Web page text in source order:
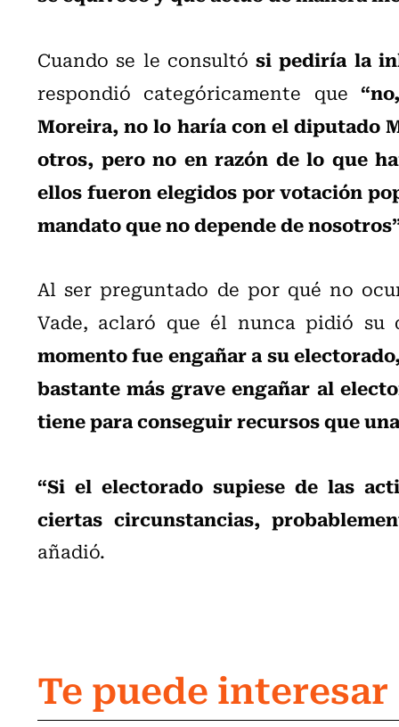
Cuando se le consultósi pediría la
respondió categóricamente que
Moreira, no lo haría con el diputado
otros, pero no en razón de lo que
ellos fueron elegidos por votación
mandato que no depende de
Al ser preguntado de por qué no
Vade, aclaró que él nunca pidió
momento fue engañar a su
bastante más grave engañar al
tiene para conseguir recursos que
“Si el electorado supiese de las
ciertas circunstancias,
añadió.
Te puede interesar